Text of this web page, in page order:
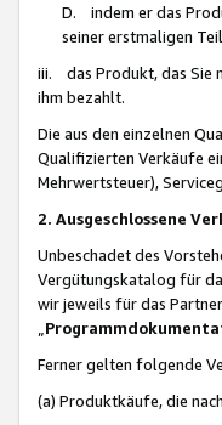
D. indem er das
seiner erstmaligen
iii. das Produkt, das Sie
ihm bezahlt.
Die aus den einzelnen
Qualifizierten Verkäufe
Mehrwertsteuer),
2. Ausgeschlossene
Unbeschadet des
Vergütungskatalog für
wir jeweils für das
Ferner gelten folgende
(a) Produktkäufe, die